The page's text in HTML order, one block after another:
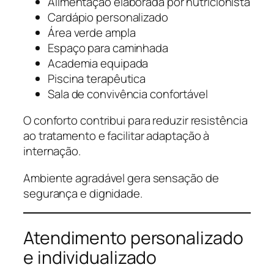
Cardápio personalizado
Área verde ampla
Espaço para caminhada
Academia equipada
Piscina terapêutica
Sala de convivência confortável
O conforto contribui para reduzir resistência
ao tratamento e facilitar adaptação à
internação.
Ambiente agradável gera sensação de
segurança e dignidade.
Atendimento personalizado
e individualizado